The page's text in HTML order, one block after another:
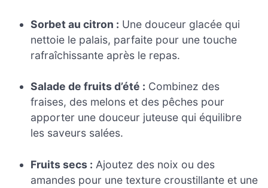
Sorbet au citron : Une douceur glacée qui
nettoie le palais, parfaite pour une touche
rafraîchissante après le repas.
Salade de fruits d’été : Combinez des
fraises, des melons et des pêches pour
apporter une douceur juteuse qui équilibre
les saveurs salées.
Fruits secs : Ajoutez des noix ou des
amandes pour une texture croustillante et une